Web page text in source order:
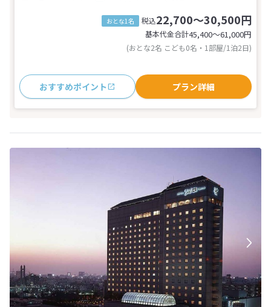
おとな1名 税込22,700～30,500円
基本代金合計45,400〜61,000円
(おとな2名 こども0名・1部屋/1泊2日)
おすすめポイント プラン詳細